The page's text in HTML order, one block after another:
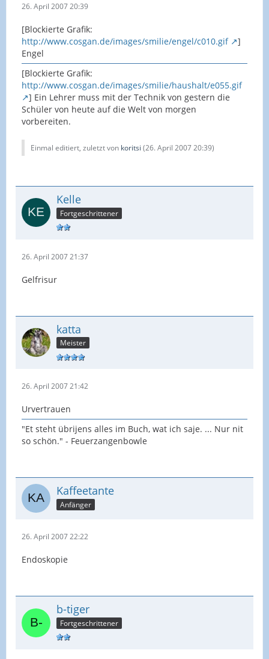
26. April 2007 20:39
[Blockierte Grafik:
http://www.cosgan.de/images/smilie/engel/c010.gif
]
Engel
[Blockierte Grafik:
http://www.cosgan.de/images/smilie/haushalt/e055.gif
] Ein Lehrer muss mit der Technik von gestern die
Schüler von heute auf die Welt von morgen
vorbereiten.
Einmal editiert, zuletzt von koritsi (26. April 2007 20:39)
Kelle
Fortgeschrittener
26. April 2007 21:37
Gelfrisur
katta
Meister
26. April 2007 21:42
Urvertrauen
"Et steht übrijens alles im Buch, wat ich saje. ... Nur nit
so schön." - Feuerzangenbowle
Kaffeetante
Anfänger
26. April 2007 22:22
Endoskopie
b-tiger
Fortgeschrittener